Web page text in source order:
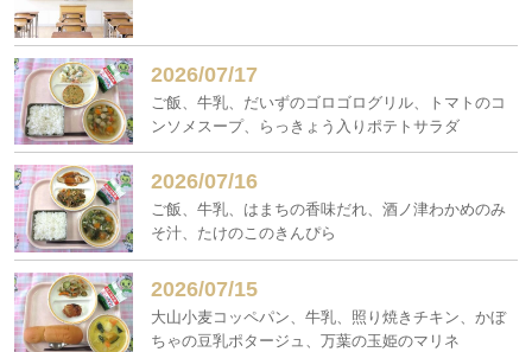
2026/07/17
ご飯、牛乳、だいずのゴロゴログリル、トマトのコ
ンソメスープ、らっきょう入りポテトサラダ
2026/07/16
ご飯、牛乳、はまちの香味だれ、酒ノ津わかめのみ
そ汁、たけのこのきんぴら
2026/07/15
大山小麦コッペパン、牛乳、照り焼きチキン、かぼ
ちゃの豆乳ポタージュ、万葉の玉姫のマリネ